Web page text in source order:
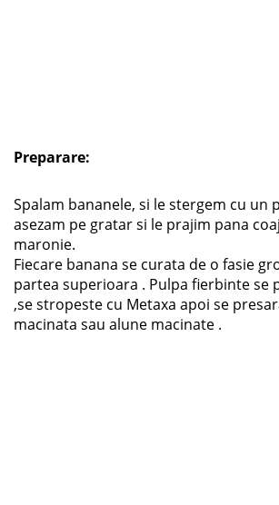
Preparare:
Spalam bananele, si le stergem cu un
asezam pe gratar si le prajim pana
maronie.
Fiecare banana se curata de o fasie
partea superioara . Pulpa fierbinte se
,se stropeste cu Metaxa apoi se
macinata sau alune macinate .